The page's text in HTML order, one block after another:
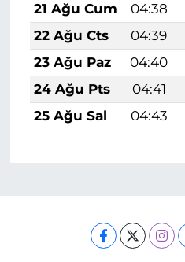
21 Ağu Cum
04:38
22 Ağu Cts
04:39
23 Ağu Paz
04:40
24 Ağu Pts
04:41
25 Ağu Sal
04:43